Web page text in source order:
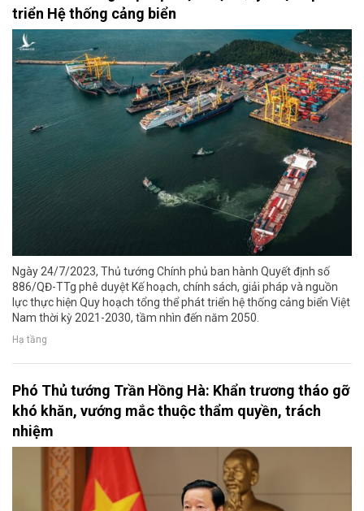
triển Hệ thống cảng biển
Ngày 24/7/2023, Thủ tướng Chính phủ ban hành Quyết định số
886/QĐ-TTg phê duyệt Kế hoạch, chính sách, giải pháp và nguồn
lực thực hiện Quy hoạch tổng thể phát triển hệ thống cảng biển Việt
Nam thời kỳ 2021-2030, tầm nhìn đến năm 2050.
Hạ tầng
Phó Thủ tướng Trần Hồng Hà: Khẩn trương tháo gỡ
khó khăn, vướng mắc thuộc thẩm quyền, trách
nhiệm